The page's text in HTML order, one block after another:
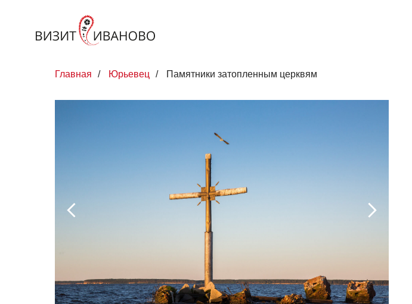
Главная / Юрьевец / Памятники затопленным церквям